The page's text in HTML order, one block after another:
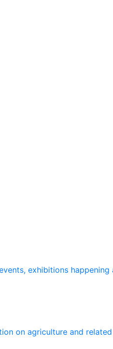
exhibitions
on agriculture and